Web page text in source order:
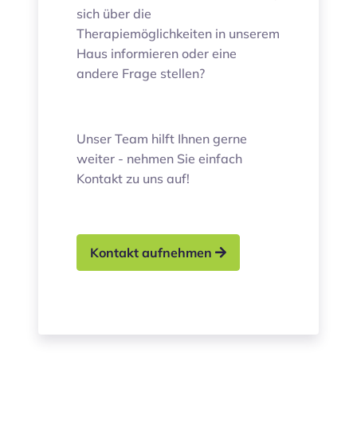
sich über die
Therapiemöglichkeiten in unserem
Haus informieren oder eine
andere Frage stellen?
Unser Team hilft Ihnen gerne
weiter - nehmen Sie einfach
Kontakt zu uns auf!
Kontakt aufnehmen